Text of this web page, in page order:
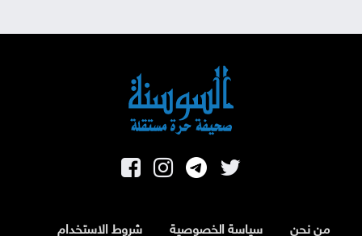
من نحن سياسة الخصوصية شروط الاستخدام